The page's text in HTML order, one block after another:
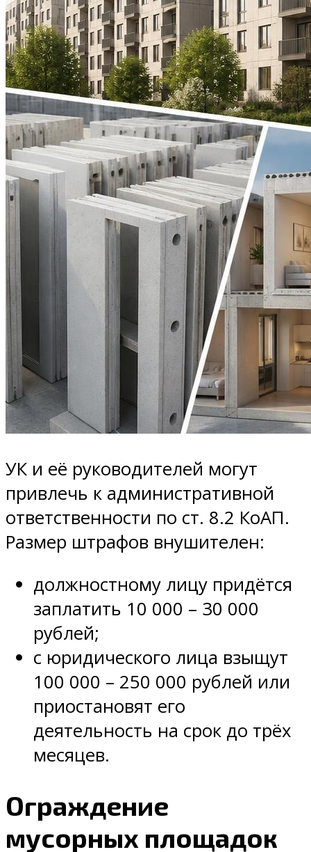
УК и её руководителей могут
привлечь к административной
ответственности по ст. 8.2 КоАП.
Размер штрафов внушителен:
должностному лицу придётся
заплатить 10 000 – 30 000
рублей;
с юридического лица взыщут
100 000 – 250 000 рублей или
приостановят его
деятельность на срок до трёх
месяцев.
Ограждение
мусорных площадок